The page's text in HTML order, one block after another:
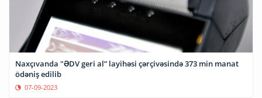
Naxçıvanda "ƏDV geri al” layihəsi çərçivəsində 373 min manat
ödəniş edilib
07-09-2023